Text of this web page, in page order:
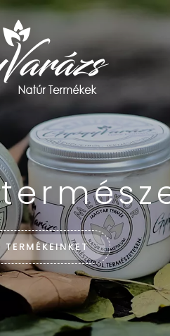
TERMÉKEINKET